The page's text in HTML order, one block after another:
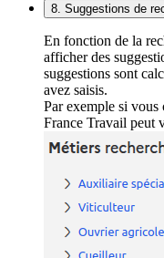
8. Suggestions de
En fonction de la
afficher des
suggestions sont
avez saisis.
Par exemple si
France Travail peut